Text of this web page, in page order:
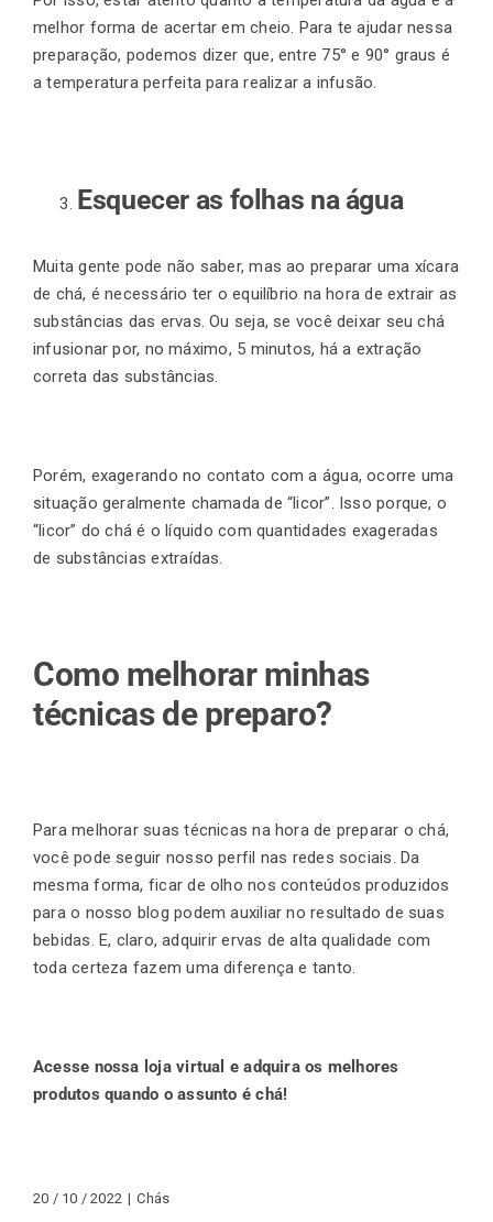
melhor forma de acertar em cheio. Para te ajudar nessa
preparação, podemos dizer que, entre 75° e 90° graus é
a temperatura perfeita para realizar a infusão.
Esquecer as folhas na água
Muita gente pode não saber, mas ao preparar uma xícara
de chá, é necessário ter o equilíbrio na hora de extrair as
substâncias das ervas. Ou seja, se você deixar seu chá
infusionar por, no máximo, 5 minutos, há a extração
correta das substâncias.
Porém, exagerando no contato com a água, ocorre uma
situação geralmente chamada de “licor”. Isso porque, o
“licor” do chá é o líquido com quantidades exageradas
de substâncias extraídas.
Como melhorar minhas
técnicas de preparo?
Para melhorar suas técnicas na hora de preparar o chá,
você pode seguir nosso perfil nas redes sociais. Da
mesma forma, ficar de olho nos conteúdos produzidos
para o nosso blog podem auxiliar no resultado de suas
bebidas. E, claro, adquirir ervas de alta qualidade com
toda certeza fazem uma diferença e tanto.
Acesse nossa loja virtual e adquira os melhores
produtos quando o assunto é chá!
20 / 10 / 2022 | Chás